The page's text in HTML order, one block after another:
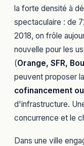
la forte densité à
spectaculaire : de
2018, on frôle
nouvelle pour les
(Orange, SFR,
peuvent proposer
cofinancement
d'infrastructure.
concurrence et le
Dans une ville